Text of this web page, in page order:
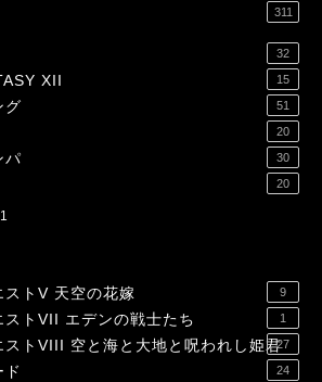
311
32
XII 15
グ 51
20
パ 30
20
ストV 天空の花嫁 9
ストVII エデンの戦士たち 1
ストVIII 空と海と大地と呪われし姫君27
ド 24